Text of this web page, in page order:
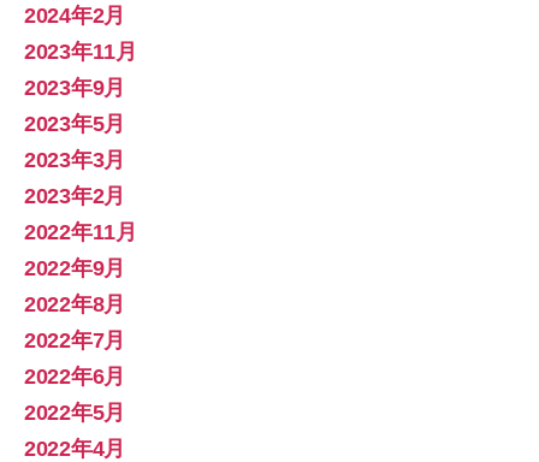
2024年2月
2023年11月
2023年9月
2023年5月
2023年3月
2023年2月
2022年11月
2022年9月
2022年8月
2022年7月
2022年6月
2022年5月
2022年4月